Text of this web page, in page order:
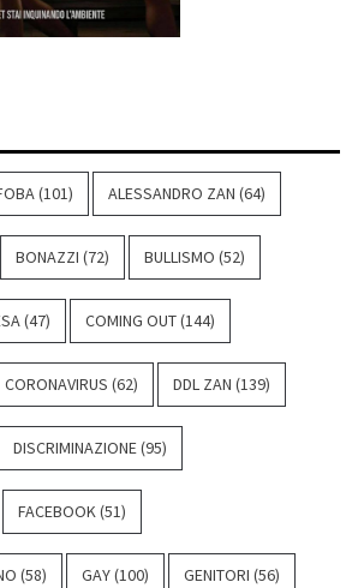
(101) ALESSANDRO ZAN (64)
BONAZZI (72) BULLISMO (52)
(47) COMING OUT(144)
CORONAVIRUS (62) DDL ZAN (139)
DISCRIMINAZIONE (95)
FACEBOOK (51)
(58) GAY(100) GENITORI (56)